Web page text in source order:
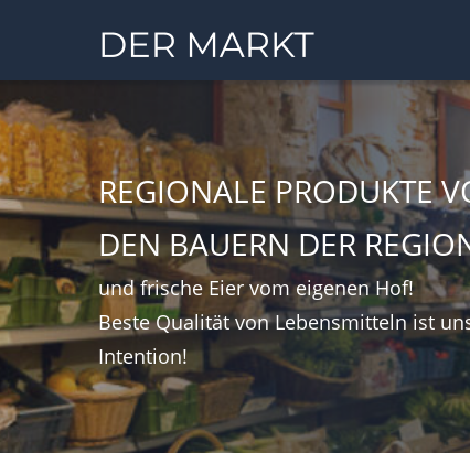
REGIONALE PRODUKTE
DEN BAUERN DER
und frische Eier vom eigenen Hof!
Beste Qualität von Lebensmitteln ist
Intention!